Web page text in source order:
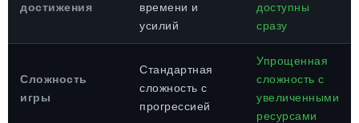
достижения
времени и
усилий
доступны
сразу
Сложность
игры
Стандартная
сложность с
прогрессией
Упрощенная
сложность с
увеличенными
ресурсами